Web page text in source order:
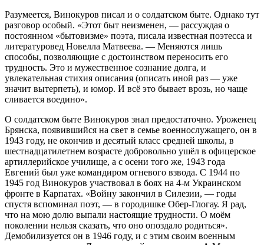
Разумеется, Винокуров писал и о солдатском быте. Однако тут
разговор особый. «Этот быт неизменен, — рассуждая о
постоянном «бытовизме» поэта, писала известная поэтесса и
литературовед Новелла Матвеева. — Меняются лишь
способы, позволяющие с достоинством переносить его
трудность. Это и мужественное сознание долга, и
увлекательная стихия описания (описать иной раз — уже
значит вытерпеть), и юмор. И всё это бывает врозь, но чаще
сливается воедино».
О солдатском быте Винокуров знал предостаточно. Уроженец
Брянска, появившийся на свет в семье военнослужащего, он в
1943 году, не окончив и десятый класс средней школы, в
шестнадцатилетнем возрасте добровольно ушёл в офицерское
артиллерийское училище, а с осени того же, 1943 года
Евгений был уже командиром огневого взвода. С 1944 по
1945 год Винокуров участвовал в боях на 4-м Украинском
фронте в Карпатах. «Войну закончил в Силезии, — годы
спустя вспоминал поэт, — в городишке Обер-Глогау. Я рад,
что на мою долю выпали настоящие трудности. О моём
поколении нельзя сказать, что оно опоздало родиться».
Демобилизуется он в 1946 году, и с этим своим военным